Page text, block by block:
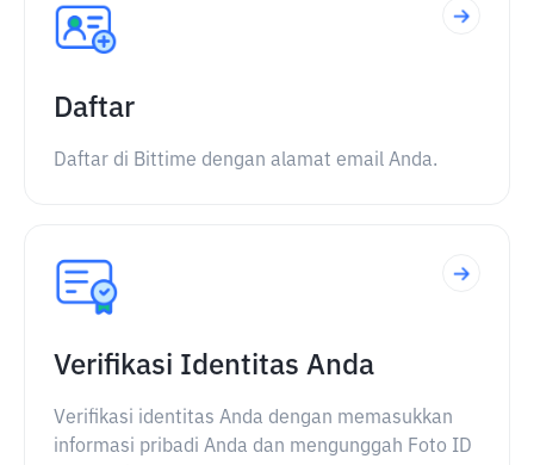
Daftar
Daftar di Bittime dengan alamat email Anda.
Verifikasi Identitas Anda
Verifikasi identitas Anda dengan memasukkan
informasi pribadi Anda dan mengunggah Foto ID